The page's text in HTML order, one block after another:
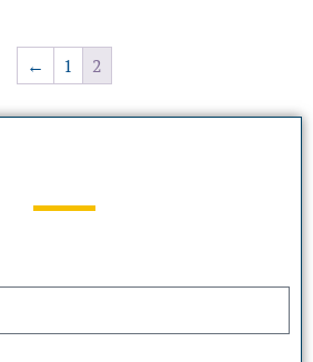
← 1 2